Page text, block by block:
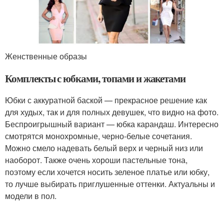
Женственные образы
Комплекты с юбками, топами и жакетами
Юбки с аккуратной баской — прекрасное решение как
для худых, так и для полных девушек, что видно на фото.
Беспроигрышный вариант — юбка карандаш. Интересно
смотрятся монохромные, черно-белые сочетания.
Можно смело надевать белый верх и черный низ или
наоборот. Также очень хороши пастельные тона,
поэтому если хочется носить зеленое платье или юбку,
то лучше выбирать приглушенные оттенки. Актуальны и
модели в пол.